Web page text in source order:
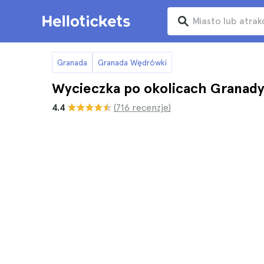
Granada Granada Wędrówki
Wycieczka po okolicach Granady
4.4 (716 recenzje)